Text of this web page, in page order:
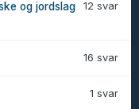
12 svar
og jordslag
16 svar
1 svar